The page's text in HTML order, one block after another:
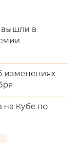
вышли в
изменениях
Кубе по